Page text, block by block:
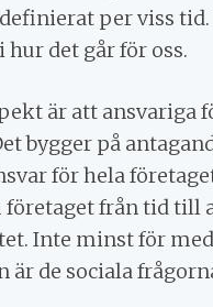
per viss tid.
det går för oss.
är att ansvariga
bygger på
för hela
från tid till
Inte minst för
de sociala